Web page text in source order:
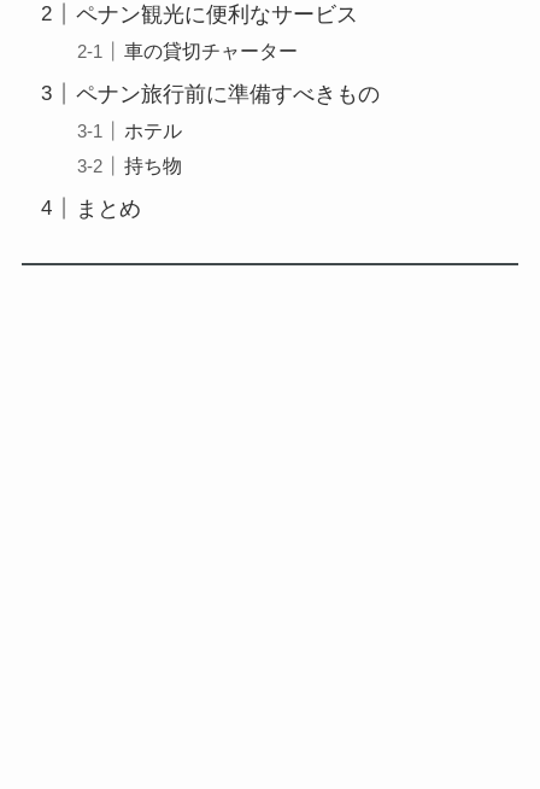
ペナン観光に便利なサービス
車の貸切チャーター
ペナン旅行前に準備すべきもの
ホテル
持ち物
まとめ